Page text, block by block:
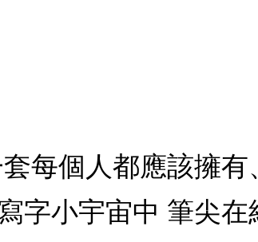
每個人都應該擁有
字小宇宙中 筆尖在